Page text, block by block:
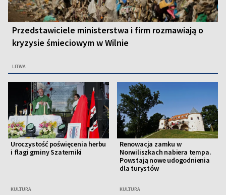
Przedstawiciele ministerstwa i firm rozmawiają o
kryzysie śmieciowym w Wilnie
LITWA
Uroczystość poświęcenia herbu
i flagi gminy Szaterniki
KULTURA
Renowacja zamku w
Norwiliszkach nabiera tempa.
Powstają nowe udogodnienia
dla turystów
KULTURA